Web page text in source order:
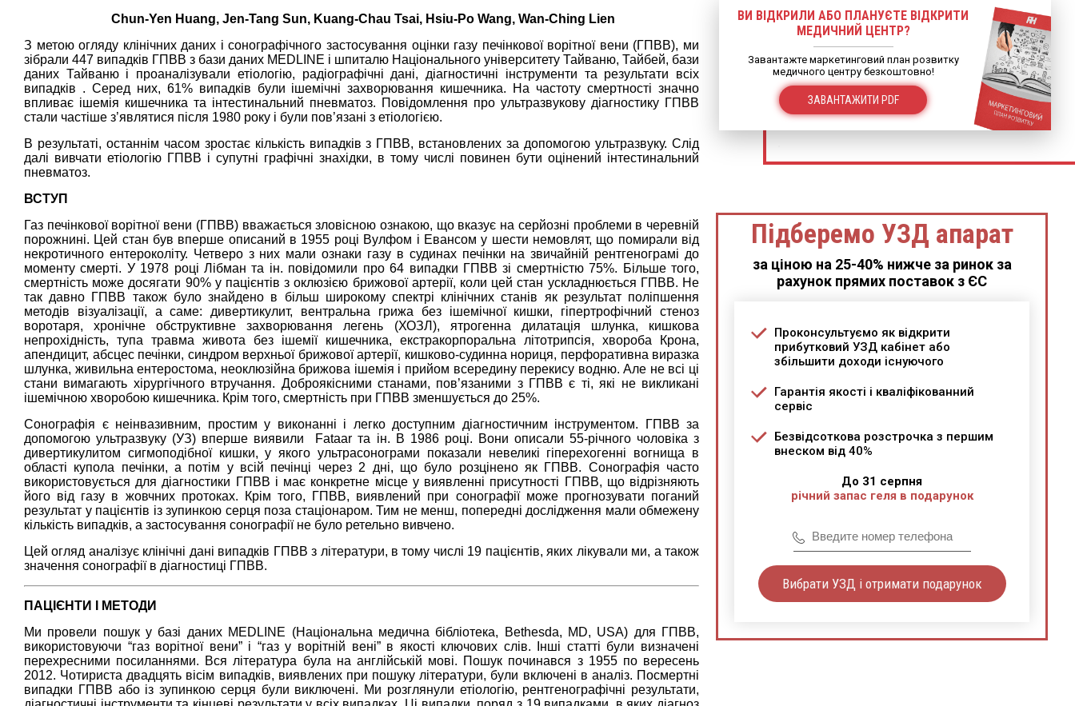
Chun-Yen Huang, Jen-Tang Sun, Kuang-Chau Tsai, Hsiu-Po Wang, Wan-Ching Lien
З метою огляду клінічних даних і сонографічного застосування оцінки газу печінкової ворітної вени (ГПВВ), ми
зібрали 447 випадків ГПВВ з бази даних MEDLINE і шпиталю Національного університету Тайваню, Тайбей, бази
даних Тайваню і проаналізували етіологію, радіографічні дані, діагностичні інструменти та результати всіх
випадків . Серед них, 61% випадків були ішемічні захворювання кишечника. На частоту смертності значно
впливає ішемія кишечника та інтестинальний пневматоз. Повідомлення про ультразвукову діагностику ГПВВ
стали частіше з’являтися після 1980 року і були пов’язані з етіологією.
В результаті, останнім часом зростає кількість випадків з ГПВВ, встановлених за допомогою ультразвуку. Слід
далі вивчати етіологію ГПВВ і супутні графічні знахідки, в тому числі повинен бути оцінений інтестинальний
пневматоз.
ВСТУП
Газ печінкової ворітної вени (ГПВВ) вважається зловісною ознакою, що вказує на серйозні проблеми в черевній
порожнині. Цей стан був вперше описаний в 1955 році Вулфом і Евансом у шести немовлят, що помирали від
некротичного ентероколіту. Четверо з них мали ознаки газу в судинах печінки на звичайній рентгенограмі до
моменту смерті. У 1978 році Лібман та ін. повідомили про 64 випадки ГПВВ зі смертністю 75%. Більше того,
смертність може досягати 90% у пацієнтів з оклюзією брижової артерії, коли цей стан ускладнюється ГПВВ. Не
так давно ГПВВ також було знайдено в більш широкому спектрі клінічних станів як результат поліпшення
методів візуалізації, а саме: дивертикулит, вентральна грижа без ішемічної кишки, гіпертрофічний стеноз
воротаря, хронічне обструктивне захворювання легень (ХОЗЛ), ятрогенна дилатація шлунка, кишкова
непрохідність, тупа травма живота без ішемії кишечника, екстракорпоральна літотрипсія, хвороба Крона,
апендицит, абсцес печінки, синдром верхньої брижової артерії, кишково-судинна нориця, перфоративна виразка
шлунка, живильна ентеростома, неоклюзійна брижова ішемія і прийом всередину перекису водню. Але не всі ці
стани вимагають хірургічного втручання. Доброякісними станами, пов’язаними з ГПВВ є ті, які не викликані
ішемічною хворобою кишечника. Крім того, смертність при ГПВВ зменшується до 25%.
Сонографія є неінвазивним, простим у виконанні і легко доступним діагностичним інструментом. ГПВВ за
допомогою ультразвуку (УЗ) вперше виявили Fataar та ін. В 1986 році. Вони описали 55-річного чоловіка з
дивертикулитом сигмоподібної кишки, у якого ультрасонограми показали невеликі гіперехогенні вогнища в
області купола печінки, а потім у всій печінці через 2 дні, що було розцінено як ГПВВ. Сонографія часто
використовується для діагностики ГПВВ і має конкретне місце у виявленні присутності ГПВВ, що відрізняють
його від газу в жовчних протоках. Крім того, ГПВВ, виявлений при сонографії може прогнозувати поганий
результат у пацієнтів із зупинкою серця поза стаціонаром. Тим не менш, попередні дослідження мали обмежену
кількість випадків, а застосування сонографії не було ретельно вивчено.
Цей огляд аналізує клінічні дані випадків ГПВВ з літератури, в тому числі 19 пацієнтів, яких лікували ми, а також
значення сонографії в діагностиці ГПВВ.
ПАЦІЄНТИ І МЕТОДИ
Ми провели пошук у базі даних MEDLINE (Національна медична бібліотека, Bethesda, MD, USA) для ГПВВ,
використовуючи “газ ворітної вени” і “газ у ворітній вені” в якості ключових слів. Інші статті були визначені
перехресними посиланнями. Вся література була на англійській мові. Пошук починався з 1955 по вересень
2012. Чотириста двадцять вісім випадків, виявлених при пошуку літератури, були включені в аналіз. Посмертні
випадки ГПВВ або із зупинкою серця були виключені. Ми розглянули етіологію, рентгенографічні результати,
ВИ ВІДКРИЛИ АБО ПЛАНУЄТЕ ВІДКРИТИ
МЕДИЧНИЙ ЦЕНТР?
Завантажте маркетинговий план розвитку
медичного центру безкоштовно!
ЗАВАНТАЖИТИ PDF
Підберемо УЗД апарат
за ціною на 25-40% нижче за ринок за
рахунок прямих поставок з ЄС
Проконсультуємо як відкрити
прибутковий УЗД кабінет або
збільшити доходи існуючого
Гарантія якості і кваліфікованний
сервіс
Безвідсоткова розстрочка з першим
внеском від 40%
До 31 серпня
річний запас геля в подарунок
Вибрати УЗД і отримати подарунок